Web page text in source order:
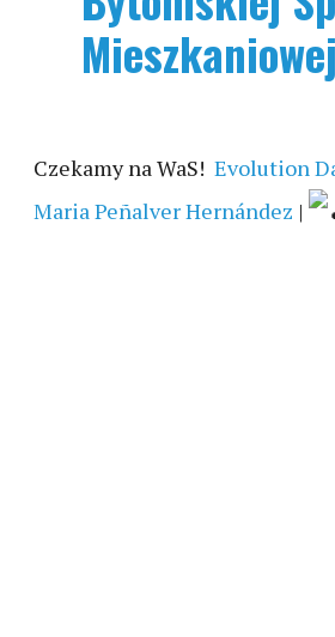
Mieszkaniowej
Czekamy na WaS! Evolution
Maria Peñalver Hernández |